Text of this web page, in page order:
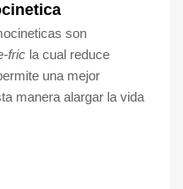
son
fric la cual reduce
una mejor
manera alargar la vida